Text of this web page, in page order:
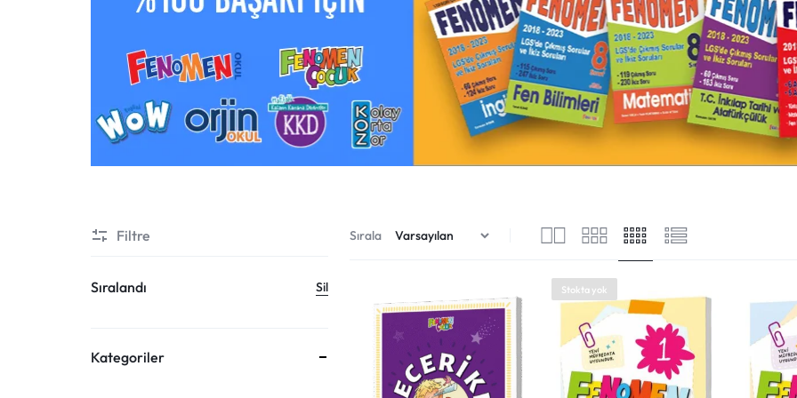
KOZ
Ay Çocuk
EFT
Denemeleri
Sırala
Stokta yok
Filtre
Sıralandı Sil
Kategoriler